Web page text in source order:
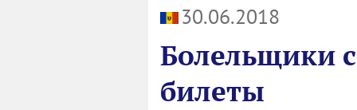
30.06.2018
Болельщики
билеты